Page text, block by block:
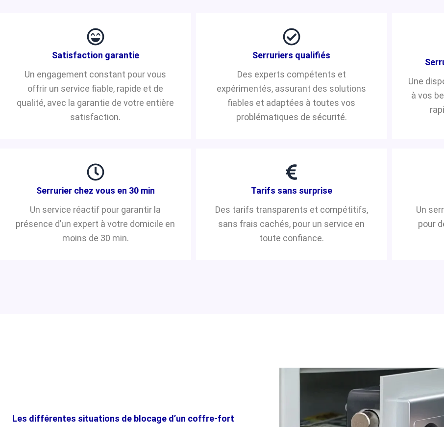
Satisfaction garantie
Un engagement constant pour vous
offrir un service fiable, rapide et de
qualité, avec la garantie de votre entière
satisfaction.
Serruriers qualifiés
Des experts compétents et
expérimentés, assurant des solutions
fiables et adaptées à toutes vos
problématiques de sécurité.
Une
à vos
Serrurier chez vous en 30 min
Un service réactif pour garantir la
présence d’un expert à votre domicile en
moins de 30 min.
Tarifs sans surprise
Des tarifs transparents et compétitifs,
sans frais cachés, pour un service en
toute confiance.
Un
pour
Les différentes situations de blocage d’un coffre-fort